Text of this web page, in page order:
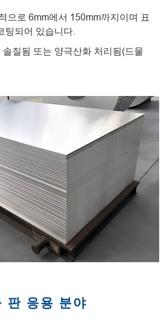
으로 6mm에서 150mm까지이며 표
팅되어 있습니다.
솔질됨 또는 양극산화 처리됨(드물
판 응용 분야